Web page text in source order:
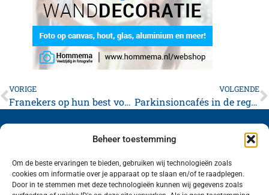
Beheer toestemming
Om de beste ervaringen te bieden, gebruiken wij technologieën zoals
cookies om informatie over je apparaat op te slaan en/of te raadplegen.
Door in te stemmen met deze technologieën kunnen wij gegevens zoals
VORIGE
Franekers op hun best voor Oekraïne
VOLGENDE
Parkinsioncafés in de regio Noordwest Friesland
Volg ons (hierboven) op social media!